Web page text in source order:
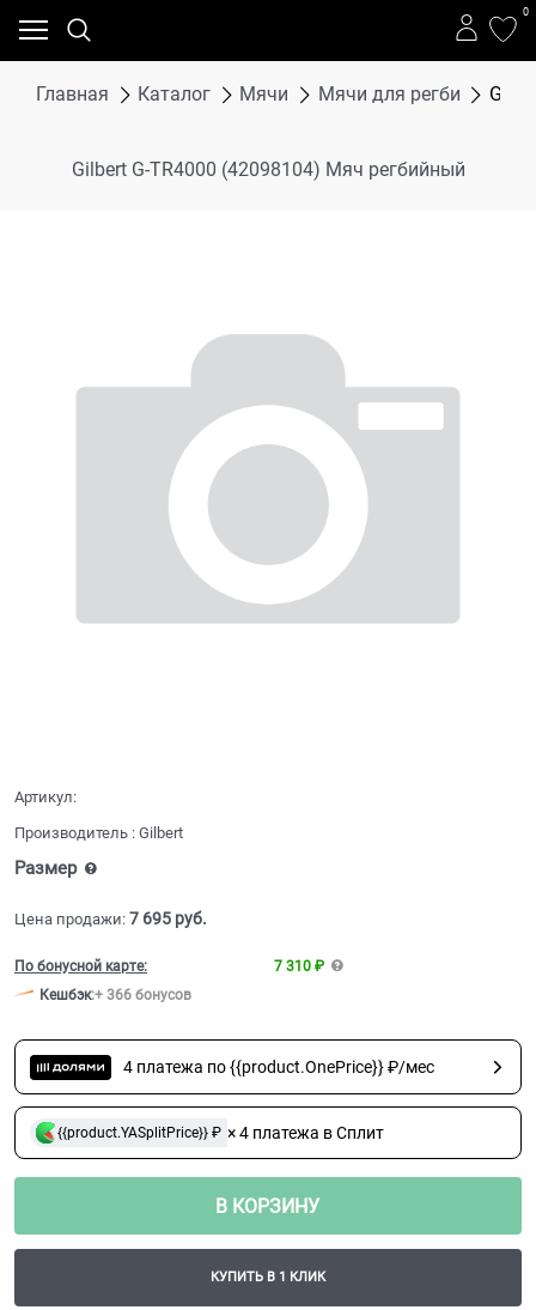
0
Главная Каталог Мячи Мячи для регби
Gilbert G-TR4000 (42098104) Мяч регбийный
Артикул:
Производитель : Gilbert
Размер
Цена продажи: 7 695 руб.
По бонусной карте:
7 310 ₽
Кешбэк:+ 366 бонусов
4 платежа по {{product.OnePrice}} ₽/мес
{{product.YASplitPrice}} ₽ × 4 платежа в Сплит
В КОРЗИНУ
КУПИТЬ В 1 КЛИК